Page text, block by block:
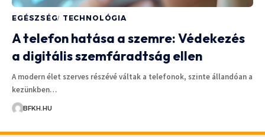
EGÉSZSÉG TECHNOLÓGIA
A telefon hatása a szemre: Védekezés
a digitális szemfáradtság ellen
A modern élet szerves részévé váltak a telefonok, szinte állandóan a
kezünkben…
BFKH.HU